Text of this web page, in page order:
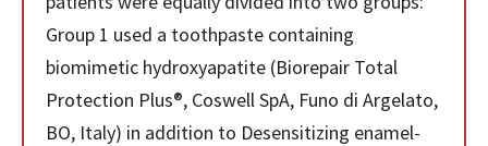
Group 1 used a toothpaste containing
biomimetic hydroxyapatite (Biorepair Total
Protection Plus®, Coswell SpA, Funo di Argelato,
BO, Italy) in addition to Desensitizing enamel-